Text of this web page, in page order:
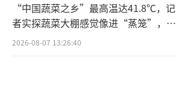
“中国蔬菜之乡”最高温达41.8℃，记
者实探蔬菜大棚感觉像进“蒸笼”，有
村民称只能凌晨两点起来干活
2026-08-07 13:26:40